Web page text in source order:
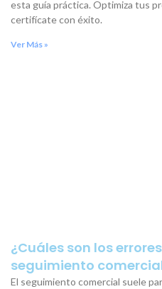
esta guía práctica. Optimiza tus
certifícate con éxito.
Ver Más »
¿Cuáles son los
seguimiento
El seguimiento comercial suele